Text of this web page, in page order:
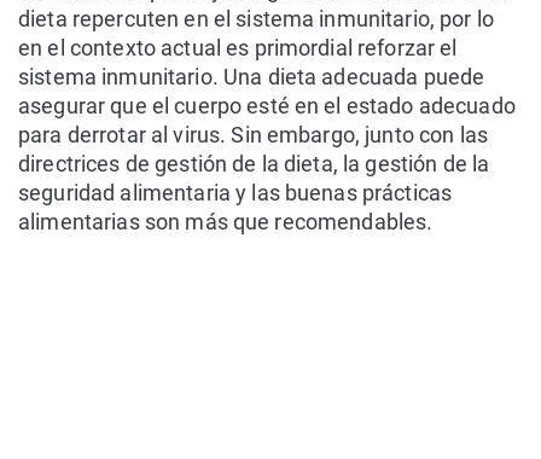
dieta repercuten en el sistema inmunitario, por lo
en el contexto actual es primordial reforzar el
sistema inmunitario. Una dieta adecuada puede
asegurar que el cuerpo esté en el estado adecuado
para derrotar al virus. Sin embargo, junto con las
directrices de gestión de la dieta, la gestión de la
seguridad alimentaria y las buenas prácticas
alimentarias son más que recomendables.